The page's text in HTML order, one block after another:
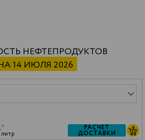
НЕФТЕПРОДУКТОВ
14 ИЮЛЯ 2026
*
литр
РАСЧЕТ
ДОСТАВКИ